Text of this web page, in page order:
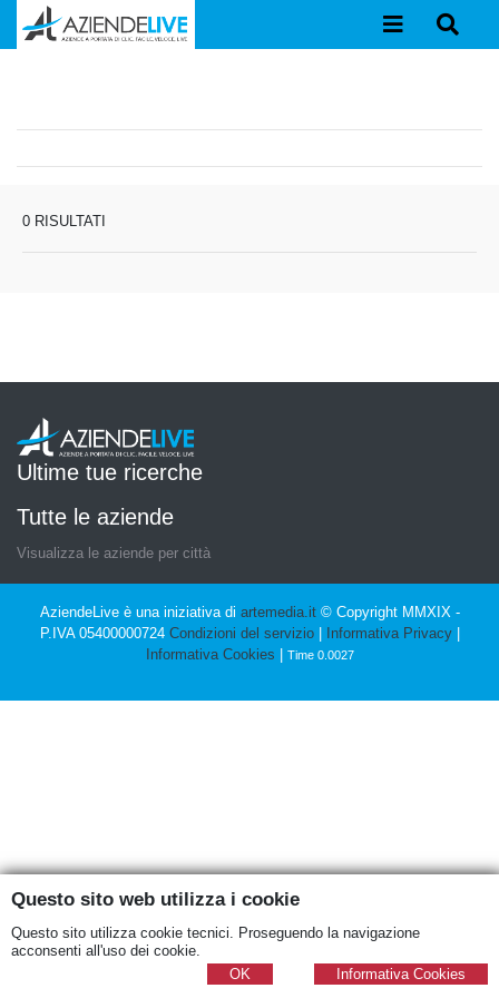
0 RISULTATI
Ultime tue ricerche
Tutte le aziende
Visualizza le aziende per città
AziendeLive è una iniziativa di artemedia.it© Copyright MMXIX -
P.IVA 05400000724 Condizioni del servizio| Informativa Privacy|
Informativa Cookies | Time 0.0027
Questo sito web utilizza i cookie
Questo sito utilizza cookie tecnici. Proseguendo la navigazione
acconsenti all'uso dei cookie.
Informativa Cookies
OK